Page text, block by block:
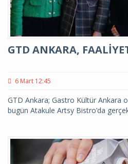
GTD ANKARA,
6 Mart 12:45
GTD Ankara; Gastro Kültür Ankara
bugün Atakule Artsy Bistro’da